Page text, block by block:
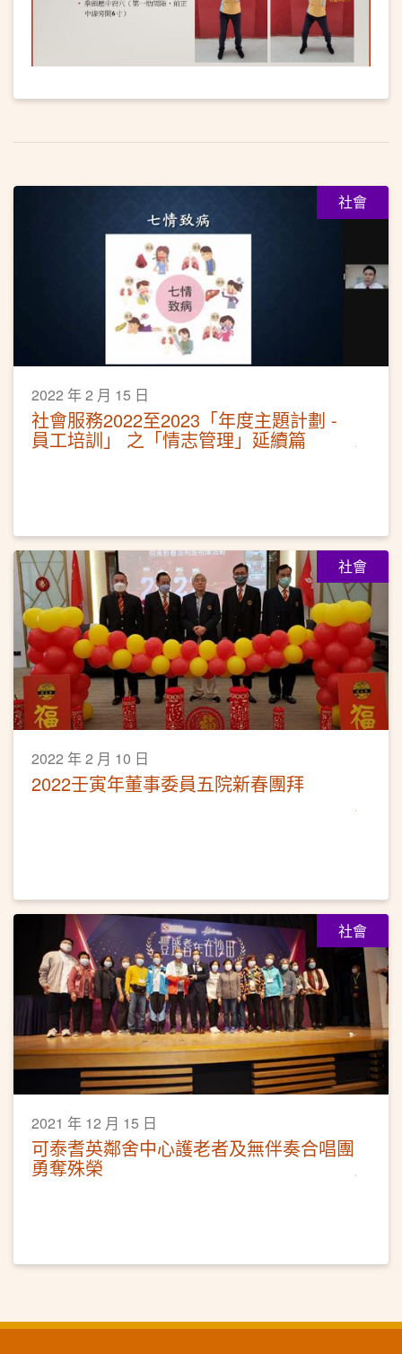
社會
2022 年 2 月 15 日
社會服務2022至2023「年度主題計劃 -
員工培訓」 之「情志管理」延續篇
社會
2022 年 2 月 10 日
2022壬寅年董事委員五院新春團拜
社會
2021 年 12 月 15 日
可泰耆英鄰舍中心護老者及無伴奏合唱團
勇奪殊榮